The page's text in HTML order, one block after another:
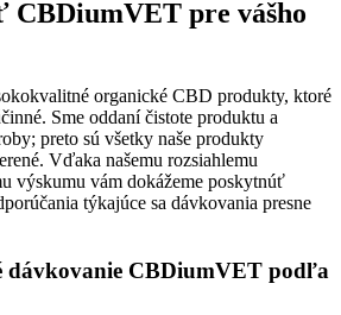
CBDiumVET pre vášho
organické CBD produkty, ktoré
Sme oddaní čistote produktu a
preto sú všetky naše produkty
Vďaka našemu rozsiahlemu
výskumu vám dokážeme poskytnúť
týkajúce sa dávkovania presne
dávkovanie CBDiumVET podľa